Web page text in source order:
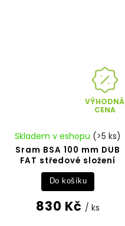
VÝHODNÁ
CENA
Sram BSA 100 mm DUB
FAT středové složení
Skladem v eshopu (>5 ks)
830 Kč / ks
Do košíku